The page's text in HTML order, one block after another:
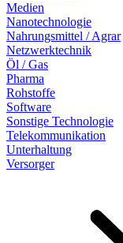
Medien
Nanotechnologie
Nahrungsmittel / Agrar
Netzwerktechnik
Öl / Gas
Pharma
Rohstoffe
Software
Sonstige Technologie
Telekommunikation
Unterhaltung
Versorger